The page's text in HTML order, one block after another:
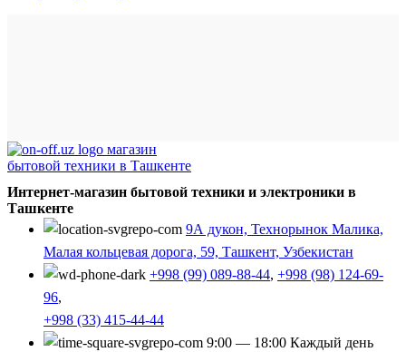
Интернет-магазин бытовой техники и электроники в
Ташкенте
9А дукон, Технорынок Малика,
Малая кольцевая дорога, 59, Ташкент, Узбекистан
+998 (99) 089-88-44, +998 (98) 124-69-
96,
+998 (33) 415-44-44
9:00 — 18:00 Каждый день